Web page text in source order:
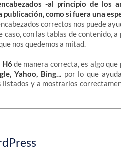
-al principio de los
como si fuera una
correctos nos puede
con las tablas de contenido, a
nos quedemos a mitad.
H6de manera correcta, es algo que
Yahoo, Bing…por lo que
listados y a mostrarlos